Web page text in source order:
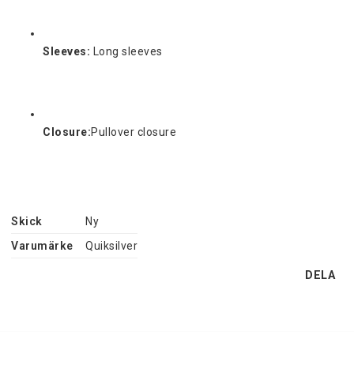
Sleeves: Long sleeves
Closure:Pullover closure
Skick
Ny
Varumärke
Quiksilver
DELA